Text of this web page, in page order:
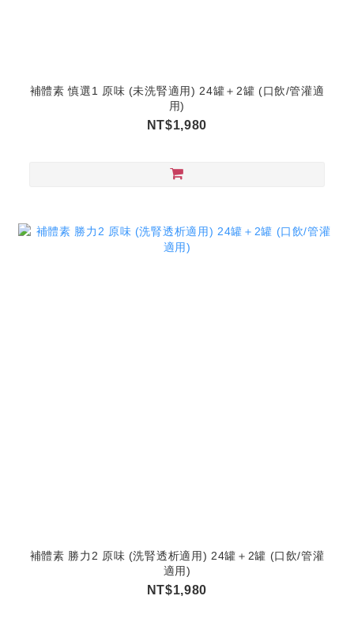
補體素 慎選1 原味 (未洗腎適用) 24罐＋2罐 (口飲/管灌適
用)
NT$1,980
補體素 勝力2 原味 (洗腎透析適用) 24罐＋2罐 (口飲/管灌
適用)
NT$1,980